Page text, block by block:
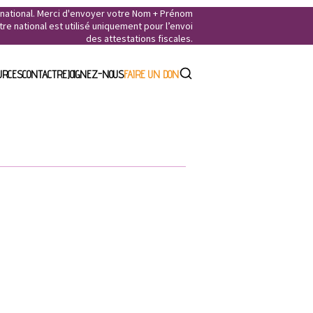
Merci d'envoyer votre Nom + Prénom
national est utilisé uniquement pour l’envoi
des attestations fiscales.
CONTACTREJOIGNEZ-NOUSFAIRE UN DON